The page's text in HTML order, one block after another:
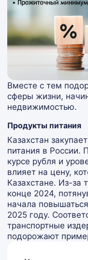
Вместе с тем
сферы жизни,
недвижимостью.
Продукты питания
Казахстан
питания в России.
курсе рубля и
влияет на цену,
Казахстане. Из-за
конце 2024,
начала
2025 году.
транспортные
подорожают